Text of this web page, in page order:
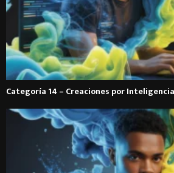
Categoría 14 – Creaciones por